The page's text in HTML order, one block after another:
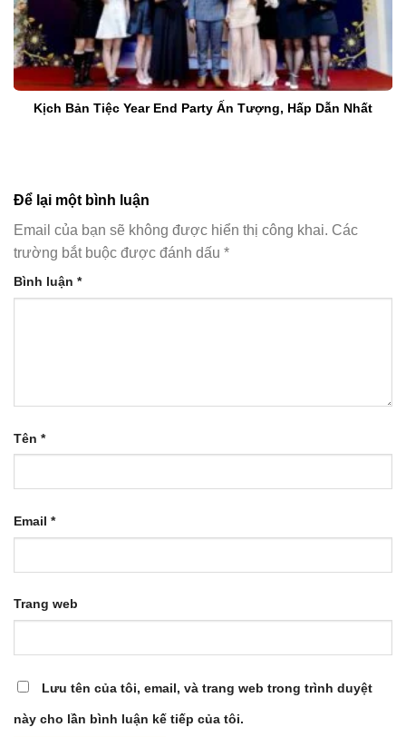
Kịch Bản Tiệc Year End Party Ấn Tượng, Hấp Dẫn Nhất
Để lại một bình luận
Email của bạn sẽ không được hiển thị công khai. Các
trường bắt buộc được đánh dấu *
Bình luận *
Tên *
Email *
Trang web
Lưu tên của tôi, email, và trang web trong trình duyệt
này cho lần bình luận kế tiếp của tôi.